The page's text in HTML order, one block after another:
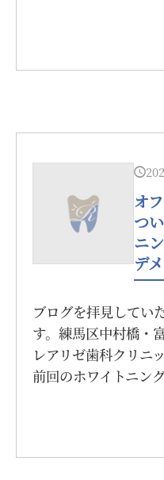
オ
つ
ニ
デ
ブログを拝見してい
す。練馬区中村橋・
レアリゼ歯科クリニ
前回のホワイトニン